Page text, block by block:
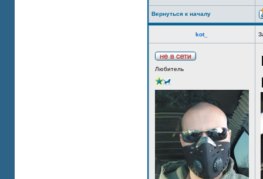
Вернуться к началу
kot_
Любитель